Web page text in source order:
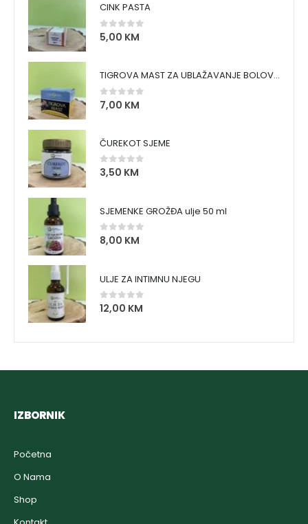
CINK PASTA
0 out of 5
5,00 KM
TIGROVA MAST ZA UBLAŽAVANJE BOLOVA I ZAGRIJAVANJE MIŠIĆA
0 out of 5
7,00 KM
ČUREKOT SJEME
0 out of 5
3,50 KM
SJEMENKE GROŽĐA ulje 50 ml
0 out of 5
8,00 KM
ULJE ZA INTIMNU NJEGU
0out of 5
12,00 KM
IZBORNIK
Početna
O Nama
Shop